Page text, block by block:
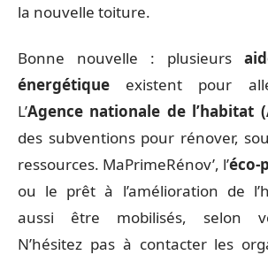
la nouvelle toiture.
Bonne nouvelle : plusieurs
énergétique existent pour
L’Agence nationale de l’habitat
des subventions pour rénover,
ressources. MaPrimeRénov’, l’éco-
ou le prêt à l’amélioration de
aussi être mobilisés, selon
N’hésitez pas à contacter les